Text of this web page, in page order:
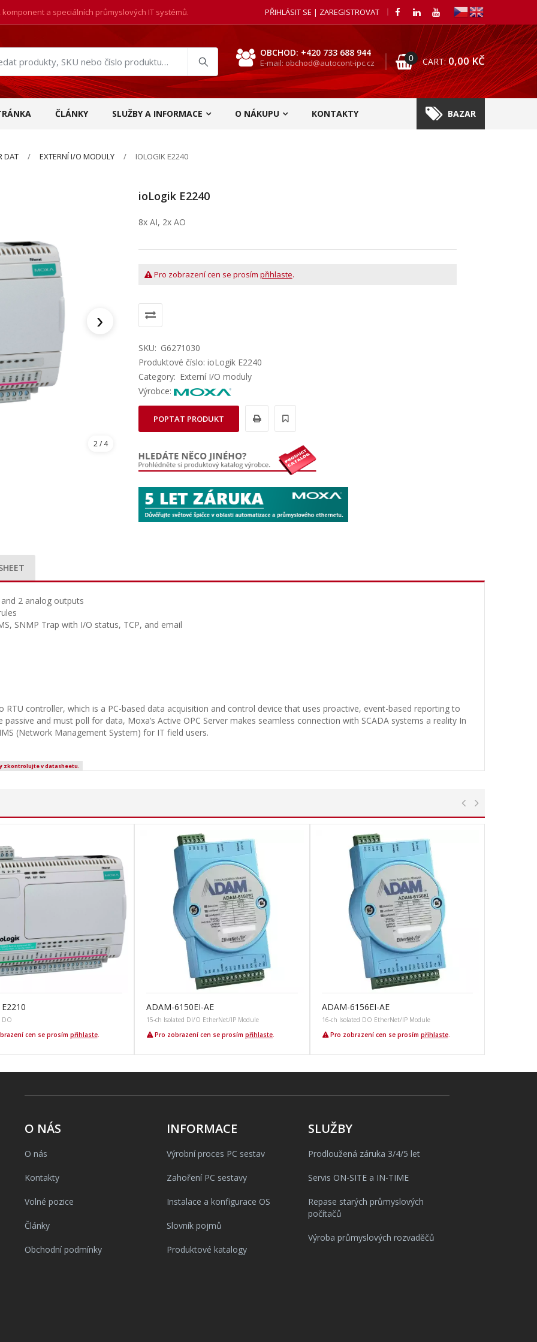
a speciálních průmyslových IT systémů. PŘIHLÁSIT SE | ZAREGISTROVAT
OBCHOD: +420 733 688 944
E-mail: obchod@autocont-ipc.cz 0 CART: 0,00KČ
ČLÁNKY SLUŽBY A INFORMACE O NÁKUPU KONTAKTY BAZAR
DAT EXTERNÍ I/O MODULY IOLOGIK E2240
›
2/ 4
ioLogik E2240
8x AI, 2x AO
Pro zobrazení cen se prosím přihlaste.
SKU: G6271030
Produktové číslo: ioLogik E2240
Category: Externí I/O moduly
Výrobce:
POPTAT PRODUKT
2 analog outputs
SNMP Trap with I/O status, TCP, and email
RTU controller, which is a PC-based data acquisition and control device that uses proactive, event-based reporting to
and must poll for data, Moxa’s Active OPC Server makes seamless connection with SCADA systems a reality In
(Network Management System) for IT field users.
zkontrolujte v datasheetu.
DO
cen se prosím přihlaste.
ADAM-6150EI-AE
15-ch Isolated DI/O EtherNet/IP Module
Pro zobrazení cen se prosím přihlaste
ADAM-6156EI-AE
16-ch Isolated DO EtherNet/IP Module
Pro zobrazení cen se prosím přihlaste.
O NÁS
O nás
Kontakty
Volné pozice
Články
Obchodní podmínky
INFORMACE
Výrobní proces PC sestav
Zahoření PC sestavy
Instalace a konfigurace OS
Slovník pojmů
Produktové katalogy
SLUŽBY
Prodloužená záruka 3/4/5 let
Servis ON-SITE a IN-TIME
Repase starých průmyslových
počítačů
Výroba průmyslových rozvaděčů